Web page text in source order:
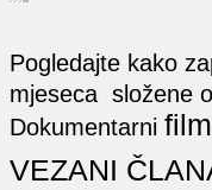
Pogledajte kako
mjeseca složene
Dokumentarni
VEZANI